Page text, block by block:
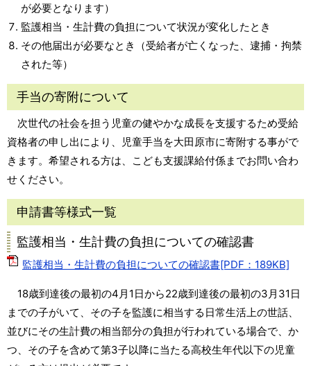
が必要となります）
監護相当・生計費の負担について状況が変化したとき
その他届出が必要なとき（受給者が亡くなった、逮捕・拘禁
された等）
手当の寄附について
次世代の社会を担う児童の健やかな成長を支援するため受給
資格者の申し出により、児童手当を大田原市に寄附する事がで
きます。希望される方は、こども支援課給付係までお問い合わ
せください。
申請書等様式一覧
監護相当・生計費の負担についての確認書
監護相当・生計費の負担についての確認書[PDF：189KB]
18歳到達後の最初の4月1日から22歳到達後の最初の3月31日
までの子がいて、その子を監護に相当する日常生活上の世話、
並びにその生計費の相当部分の負担が行われている場合で、か
つ、その子を含めて第3子以降に当たる高校生年代以下の児童